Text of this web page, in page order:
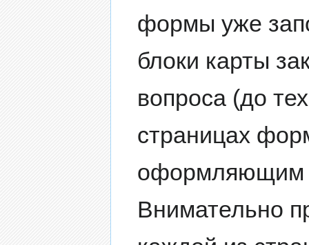
формы уже
блоки карты
вопроса (до
страницах
оформляющим
Внимательно